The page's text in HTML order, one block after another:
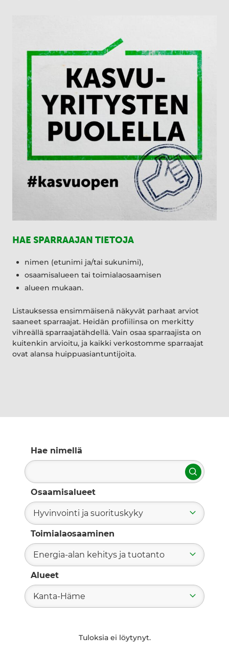
HAE SPARRAAJAN TIETOJA
nimen (etunimi ja/tai sukunimi),
osaamisalueen tai toimialaosaamisen
alueen mukaan.
Listauksessa ensimmäisenä näkyvät parhaat arviot
saaneet sparraajat. Heidän profiilinsa on merkitty
vihreällä sparraajatähdellä. Vain osaa sparraajista on
kuitenkin arvioitu, ja kaikki verkostomme sparraajat
ovat alansa huippuasiantuntijoita.
Hae nimellä
Hae
Osaamisalueet
Hyvinvointi ja suorituskyky
Toimialaosaaminen
Energia-alan kehitys ja tuotanto
Alueet
Kanta-Häme
Tuloksia ei löytynyt.